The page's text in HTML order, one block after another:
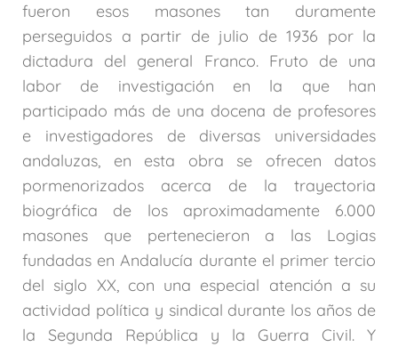
fueron esos masones tan duramente
perseguidos a partir de julio de 1936 por la
dictadura del general Franco. Fruto de una
labor de investigación en la que han
participado más de una docena de profesores
e investigadores de diversas universidades
andaluzas, en esta obra se ofrecen datos
pormenorizados acerca de la trayectoria
biográfica de los aproximadamente 6.000
masones que pertenecieron a las Logias
fundadas en Andalucía durante el primer tercio
del siglo XX, con una especial atención a su
actividad política y sindical durante los años de
la Segunda República y la Guerra Civil. Y